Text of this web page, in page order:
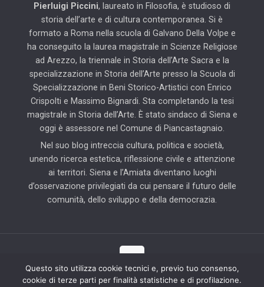
Pierluigi Piccini, laureato in Filosofia, è studioso di
storia dell’arte e di cultura contemporanea. Si è
formato a Roma nella scuola di Galvano Della Volpe e
ha conseguito la laurea magistrale in Scienze Religiose
ad Arezzo, la triennale in Storia dell’Arte Sacra e la
specializzazione in Storia dell’Arte presso la Scuola di
Specializzazione in Beni Storico-Artistici con Enrico
Crispolti e Massimo Bignardi. Sta completando la tesi
magistrale in Storia dell’Arte. È stato sindaco di Siena e
oggi è assessore nel Comune di Piancastagnaio.
Nel suo blog intreccia cultura, politica e società,
unendo ricerca estetica, riflessione civile e attenzione
ai territori. Siena e l’Amiata diventano luoghi
d’osservazione privilegiati da cui pensare il futuro delle
comunità, dello sviluppo e della democrazia.
© 2025 Il Blog di Pierluigi Piccini | Tutti i diritti riservati | Partner
Questo sito utilizza cookie tecnici e, previo tuo consenso,
cookie di terze parti per finalità statistiche e di profilazione.